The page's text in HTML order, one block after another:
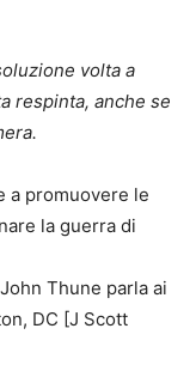
volta a
respinta, anche se
Thune parla ai
DC [J Scott